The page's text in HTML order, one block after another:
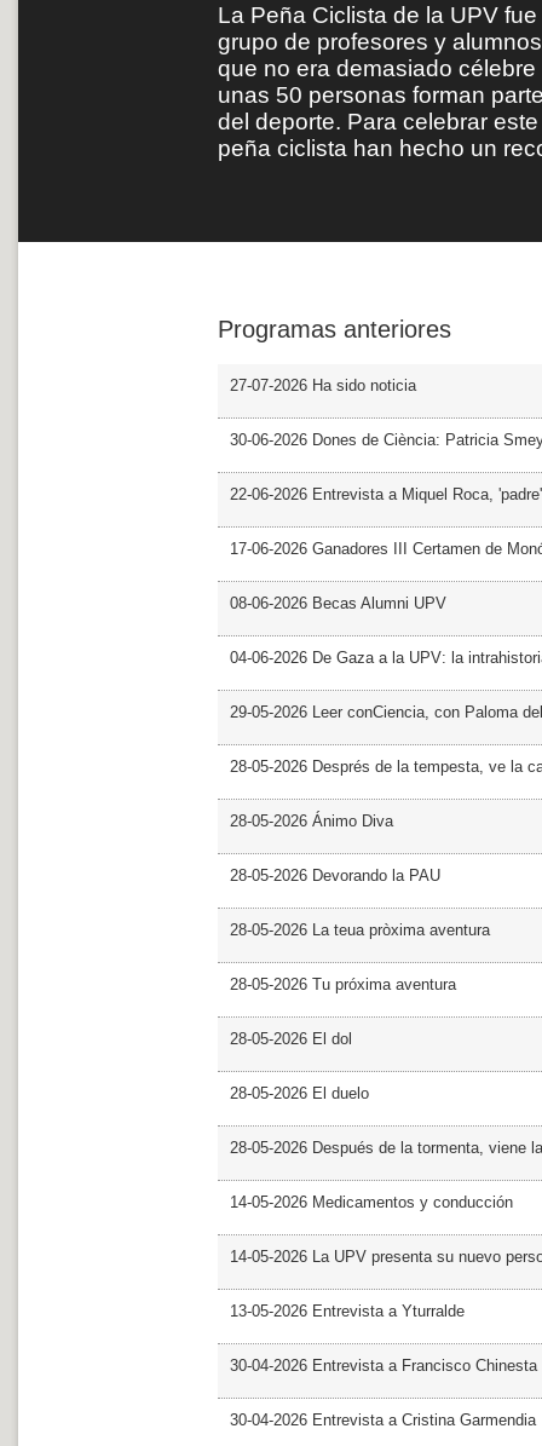
La Peña Ciclista de la UPV
grupo de profesores y
que no era demasiado
unas 50 personas forman
del deporte. Para celebrar
peña ciclista han hecho un
Programas anteriores
27-07-2026 Ha sido noticia
30-06-2026 Dones de Ciència: Patricia
22-06-2026 Entrevista a Miquel Roca,
17-06-2026 Ganadores III Certamen de
08-06-2026 Becas Alumni UPV
04-06-2026 De Gaza a la UPV: la
29-05-2026 Leer conCiencia, con Paloma
28-05-2026 Després de la tempesta, ve la
28-05-2026 Ánimo Diva
28-05-2026 Devorando la PAU
28-05-2026 La teua pròxima aventura
28-05-2026 Tu próxima aventura
28-05-2026 El dol
28-05-2026 El duelo
28-05-2026 Después de la tormenta, viene
14-05-2026 Medicamentos y conducción
14-05-2026 La UPV presenta su nuevo
13-05-2026 Entrevista a Yturralde
30-04-2026 Entrevista a Francisco Chinesta
30-04-2026 Entrevista a Cristina Garmendia